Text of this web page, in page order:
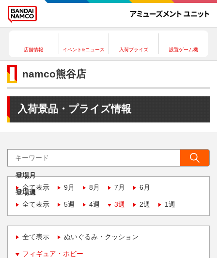
店舗情報 イベント&ニュース 入荷プライズ 設置ゲーム機
namco熊谷店
入荷景品・プライズ情報
登場月
全て表示
9月 8月 7月 6月
登場週
全て表示
5週 4週 3週 2週 1週
全て表示 ぬいぐるみ・クッション
フィギュア・ホビー